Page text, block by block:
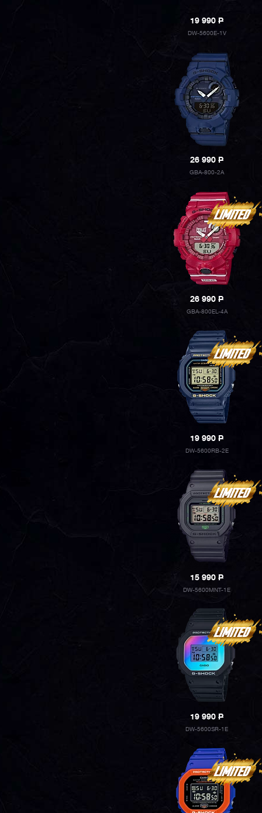
19 990P
DW-5600E-1V
26 990P
GBA-800-2A
26 990P
GBA-800EL-4A
19 990P
DW-5600RB-2E
15 990P
DW-5600MNT-1E
19 990P
DW-5600SR-1E